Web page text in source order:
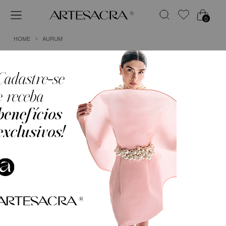
0
HOME AURUM